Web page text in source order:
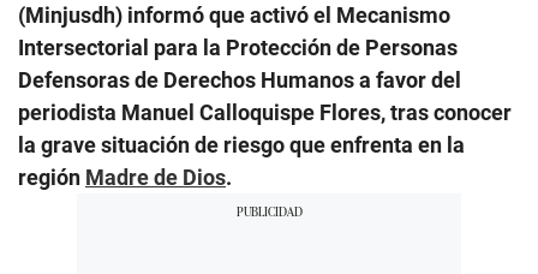
(Minjusdh) informó que activó el Mecanismo
Intersectorial para la Protección de Personas
Defensoras de Derechos Humanos a favor del
periodista Manuel Calloquispe Flores, tras conocer
la grave situación de riesgo que enfrenta en la
región Madre de Dios.